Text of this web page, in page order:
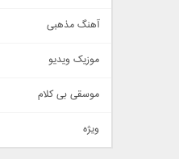
حماسی
سنتی
اهنگ بندرعباسی
دمو
مذهبی
آهنگ مذهبی
موزیک ویدیو
موسقی بی کلام
ویژه